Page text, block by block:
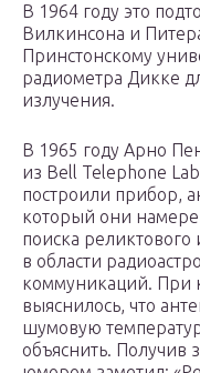
В 1964 году это
Вилкинсона и
Принстонскому
радиометра Дикке
излучения.
В 1965 году Арно
из Bell Telephone
построили прибор,
который они
поиска реликтового
в области
коммуникаций. При
выяснилось, что
шумовую
объяснить. Получив